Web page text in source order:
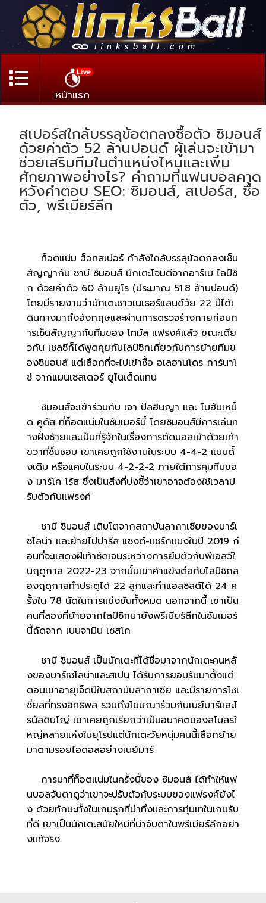
Live
หน้าแรก
สเปอร์สใกล้บรรลุข้อตกลงซื้อตัว ซิมอนส์
ด้วยค่าตัว 52 ล้านปอนด์ ผู้เล่นจะเข้ามา
ช่วยเสริมทีมในตำแหน่งไหนและเพิ่ม
ศักยภาพอย่างไร? คำถามที่แฟนบอลคาด
หวังคำตอบ SEO: ซิมอนส์, สเปอร์ส, ซื้อ
ตัว, พรีเมียร์ลีก
ท็อตแน่ม ฮ็อทสเปอร์ กำลังใกล้บรรลุข้อตกลงเซ็น
สัญญากับ ชาบี ซิมอนส์ นักเตะโจมตีจากอาร์เบ ไลป์ซิ
ก ด้วยค่าตัว 60 ล้านยูโร (ประมาณ 51.8 ล้านปอนด์)
โดยมีรายงานว่านักเตะชาวเนเธอร์แลนด์วัย 22 ปีได้เ
ดินทางมาถึงอังกฤษและผ่านการตรวจร่างกายก่อนก
ารเซ็นสัญญากับทีมของ โทมัส แฟรงค์แล้ว ขณะเดีย
วกัน เชลซีก็ได้พูดคุยกับไลป์ซิกเกี่ยวกับการย้ายทีมข
องซิมอนส์ แต่เลือกที่จะไปเข้าซื้อ อเลฮานโดร การ์นาโ
ช่ จากแมนเชสเตอร์ ยูไนเต็ดแทน
ซิมอนส์จะเข้าร่วมกับ เจา ปัลฮินญา และ โมฮัมเหม็
ด คูดัส ที่ท็อตแน่มในซัมเมอร์นี้ โดยซิมอนส์มีการเล่นท
างฝั่งซ้ายและเป็นที่รู้จักในเรื่องการตัดบอลเข้าด้วยเท้า
ขวาที่ชื่นชอบ เขาเคยถูกใช้งานในระบบ 4-4-2 แบบดั้
งเดิม หรือแคบในระบบ 4-2-2-2 ภายใต้การคุมทีมขอ
ง มาร์โค โร้ส ซึ่งเป็นสิ่งที่บ่งชี้ว่าเขาอาจต้องใช้เวลาป
รับตัวกับแฟรงค์
ชาบี ซิมอนส์ เติบโตจากสถาบันลากาเซียของบาร์เ
ซโลน่า และย้ายไปปารีส แซงต์-แชร์กแมงในปี 2019 ก่
อนที่จะแสดงฝีเท้าชัดเจนระหว่างการยืมตัวกับพีเอสวีใ
นฤดูกาล 2022-23 จากนั้นเขาค้าแข้งต่อกับไลป์ซิกส
องฤดูกาลทำประตูได้ 22 ลูกและทำแอสซิสต์ได้ 24 ค
รั้งใน 78 นัดในการแข่งขันทั้งหมด นอกจากนี้ เขาเป็น
คนที่สองที่ย้ายจากไลป์ซิกมายังพรีเมียร์ลีกในซัมเมอร์
นี้ถัดจาก เบนจามิน เซสโก
ชาบี ซิมอนส์ เป็นนักเตะที่ได้ชื่อมาจากนักเตะคนหลั
งของบาร์เซโลน่าและสเปน ได้รับการยอมรับมาตั้งแต่
ตอนเขาอายุเจ็ดปีในสถาบันลากาเซีย และมีรายการโซเ
ชี่ยลที่ทรงอิทธิพล รวมถึงโฆษณาร่วมกับเนย์มาร์และโ
รนัลดินโญ่ เขาเคยถูกเรียกว่าเป็นอนาคตของสโมสรใ
หญ่หลายแห่งในยุโรปแต่นักเตะวัยหนุ่มคนนี้เลือกย้าย
มาตามรอยไอดอลอย่างเนย์มาร์
การมาที่ท็อตแน่มในครั้งนี้ของ ซิมอนส์ ได้ทำให้แฟ
นบอลจับตาดูว่าเขาจะปรับตัวกับระบบของแฟรงค์ยังไ
ง ด้วยทักษะทั้งในเกมรุกที่น่าทึ่งและการทุ่มเทในเกมรับ
ที่ดี เขาเป็นนักเตะสมัยใหม่ที่น่าจับตาในพรีเมียร์ลีกอย่า
งแท้จริง